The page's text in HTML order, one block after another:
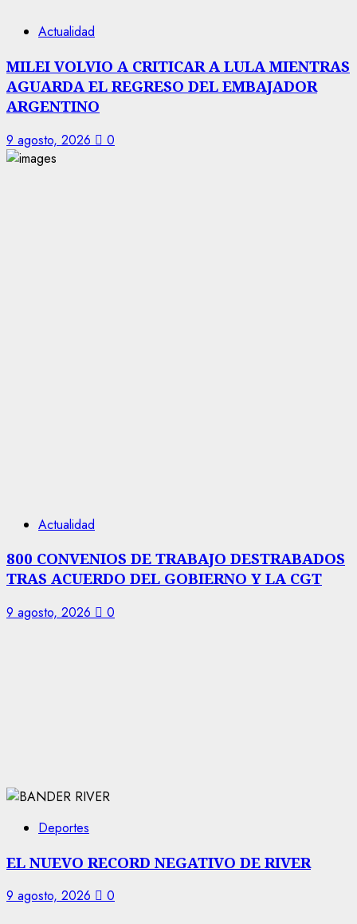
Actualidad
MILEI VOLVIO A CRITICAR A LULA MIENTRAS
AGUARDA EL REGRESO DEL EMBAJADOR
ARGENTINO
9 agosto, 2026 0
Actualidad
800 CONVENIOS DE TRABAJO DESTRABADOS
TRAS ACUERDO DEL GOBIERNO Y LA CGT
9 agosto, 2026 0
Deportes
EL NUEVO RECORD NEGATIVO DE RIVER
9 agosto, 2026 0